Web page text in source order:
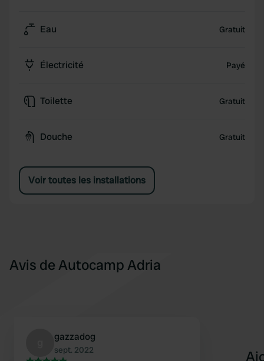
Eau Gratuit
Électricité Payé
Toilette Gratuit
Douche Gratuit
Voir toutes les installations
Avis de Autocamp Adria
gazzadog
sept. 2022